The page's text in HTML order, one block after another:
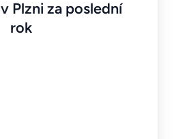
Plzni za poslední
rok